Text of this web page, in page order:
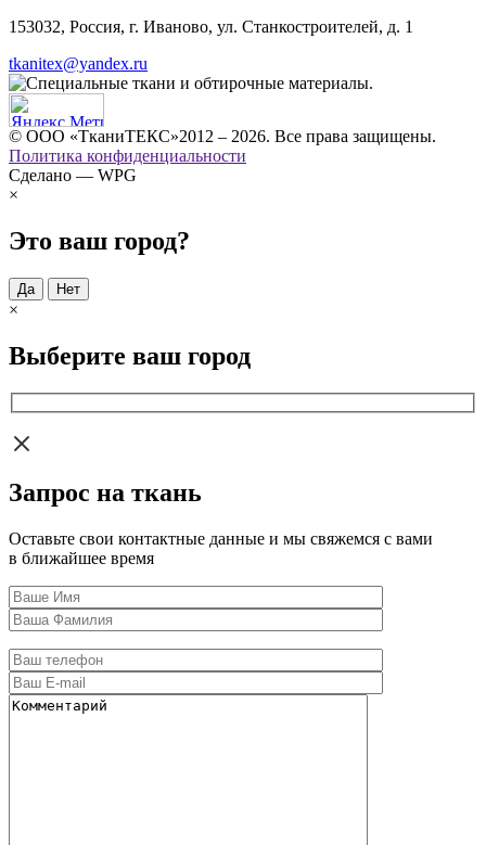
153032, Россия, г. Иваново, ул. Станкостроителей, д. 1
tkanitex@yandex.ru
© ООО «ТканиТЕКС»2012 – 2026. Все права защищены.
Политика конфиденциальности
Сделано — WPG
×
Это ваш город?
Да Нет
×
Выберите ваш город
Запрос на ткань
Оставьте свои контактные данные и мы свяжемся с вами
в ближайшее время